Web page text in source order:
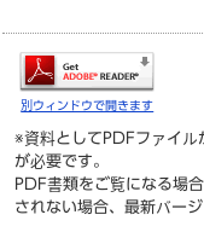
別ウィンドウで開きます
※資料としてPDFファイル
が必要です。
PDF書類をご覧になる場
されない場合、最新バー